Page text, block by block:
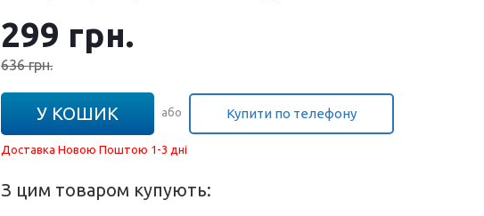
299 грн.
636грн.
У КОШИК або Купити по телефону
Доставка Новою Поштою 1-3 дні
З цим товаром купують: